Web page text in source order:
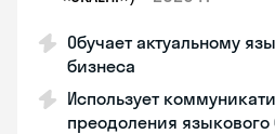
Обучает актуальному
бизнеса
Использует
преодоления языкового